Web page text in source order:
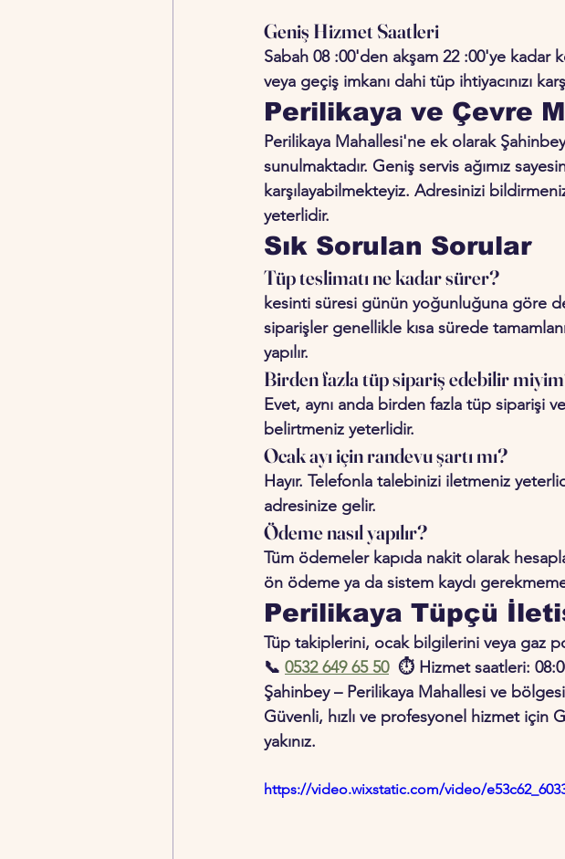
Geniş Hizmet Saatleri
Sabah 08 :00'den akşam 22 :00'ye kadar
veya geçiş imkanı dahi tüp ihtiyacınızı
Perilikaya ve Çevre
Perilikaya Mahallesi'ne ek olarak
sunulmaktadır. Geniş servis ağımız
karşılayabilmekteyiz. Adresinizi
yeterlidir.
Sık Sorulan Sorular
Tüp teslimatı ne kadar sürer?
kesinti süresi günün yoğunluğuna göre
siparişler genellikle kısa sürede
yapılır.
Birden fazla tüp sipariş edebilir
Evet, aynı anda birden fazla tüp siparişi
belirtmeniz yeterlidir.
Ocak ayı için randevu şartı mı?
Hayır. Telefonla talebinizi iletmeniz
adresinize gelir.
Ödeme nasıl yapılır?
Tüm ödemeler kapıda nakit olarak
ön ödeme ya da sistem kaydı
Perilikaya Tüpçü
Tüp takiplerini, ocak bilgilerini veya gaz
📞 0532 649 65 50 ⏱ Hizmet saatleri:
Şahinbey – Perilikaya Mahallesi ve
Güvenli, hızlı ve profesyonel hizmet için
yakınız.
https://video.wixstatic.com/video/